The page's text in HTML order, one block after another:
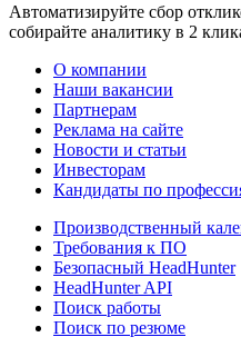
Автоматизируйте сбор
собирайте аналитику в 2
О компании
Наши вакансии
Партнерам
Реклама на сайте
Новости и статьи
Инвесторам
Кандидаты по
Производственный
Требования к ПО
Безопасный HeadHunter
HeadHunter API
Поиск работы
Поиск по резюме